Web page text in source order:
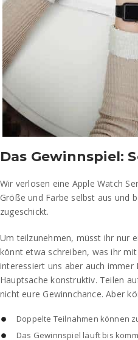
Das Gewinnspiel:
Wir verlosen eine Apple Watch
Größe und Farbe selbst aus und
zugeschickt.
Um teilzunehmen, müsst ihr nur
könnt etwa schreiben, was ihr
interessiert uns aber auch immer
Hauptsache konstruktiv. Teilen
nicht eure Gewinnchance. Aber
Doppelte Teilnahmen können
Das Gewinnspiel läuft bis